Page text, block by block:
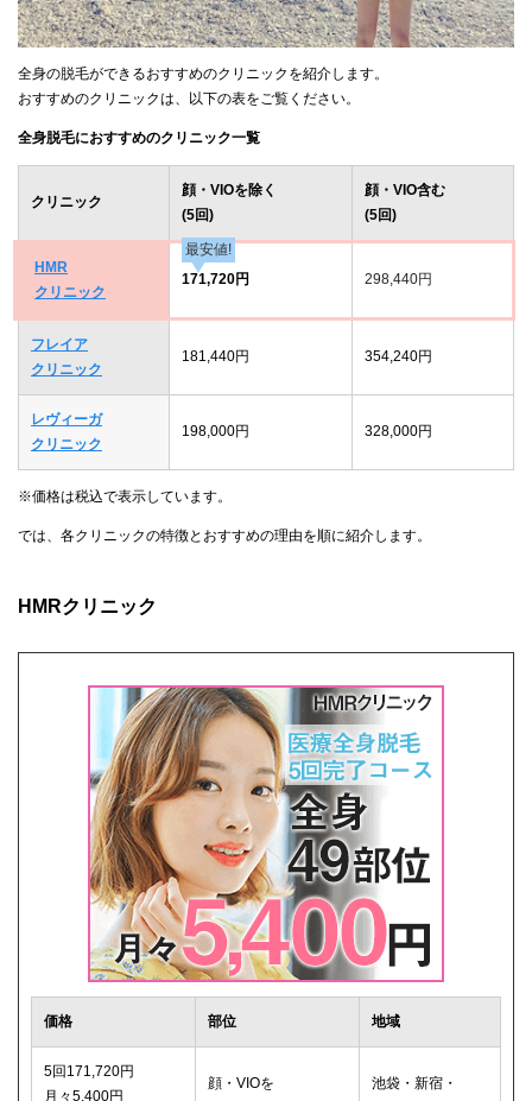
全身の脱毛ができるおすすめのクリニックを紹介します。
おすすめのクリニックは、以下の表をご覧ください。
全身脱毛におすすめのクリニック一覧
クリニック
顔・VIOを除く
(5回)
顔・VIO含む
(5回)
HMR
クリニック
最安値!
171,720円
298,440円
フレイア
クリニック
181,440円 354,240円
レヴィーガ
クリニック
198,000円 328,000円
※価格は税込で表示しています。
では、各クリニックの特徴とおすすめの理由を順に紹介します。
HMRクリニック
価格 部位 地域
5回171,720円
月々5,400円
顔・VIOを
池袋・新宿・